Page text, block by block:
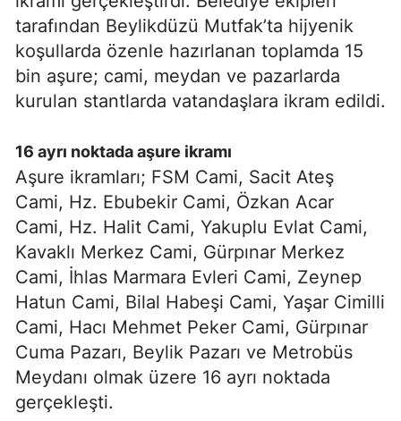
tarafından Beylikdüzü Mutfak’ta hijyenik
koşullarda özenle hazırlanan toplamda 15
bin aşure; cami, meydan ve pazarlarda
kurulan stantlarda vatandaşlara ikram edildi.
16 ayrı noktada aşure ikramı
Aşure ikramları; FSM Cami, Sacit Ateş
Cami, Hz. Ebubekir Cami, Özkan Acar
Cami, Hz. Halit Cami, Yakuplu Evlat Cami,
Kavaklı Merkez Cami, Gürpınar Merkez
Cami, İhlas Marmara Evleri Cami, Zeynep
Hatun Cami, Bilal Habeşi Cami, Yaşar Cimilli
Cami, Hacı Mehmet Peker Cami, Gürpınar
Cuma Pazarı, Beylik Pazarı ve Metrobüs
Meydanı olmak üzere 16 ayrı noktada
gerçekleşti.